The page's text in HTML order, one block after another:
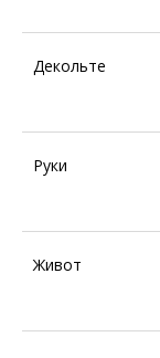
Декольте
Руки
Живот